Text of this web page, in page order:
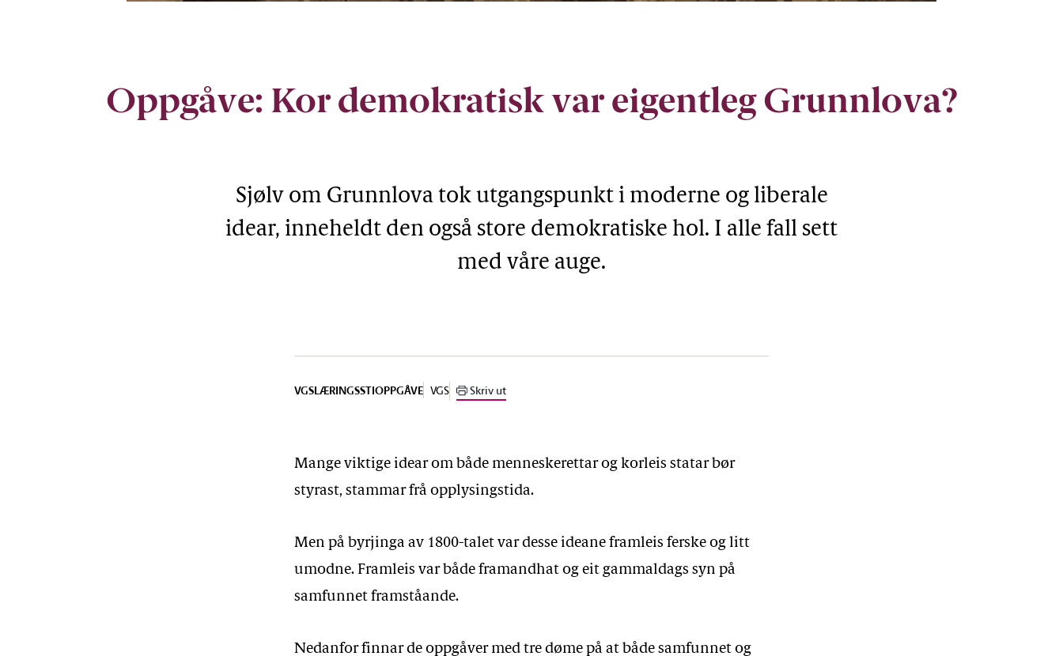
Oppgåve: Kor demokratisk var eigentleg Grunnlova?
Sjølv om Grunnlova tok utgangspunkt i moderne og liberale
idear, inneheldt den også store demokratiske hol. I alle fall sett
med våre auge.
VGSLÆRINGSSTIOPPGÅVE VGS Skriv ut
Mange viktige idear om både menneskerettar og korleis statar bør
styrast, stammar frå opplysingstida.
Men på byrjinga av 1800-talet var desse ideane framleis ferske og litt
umodne. Framleis var både framandhat og eit gammaldags syn på
samfunnet framståande.
Nedanfor finnar de oppgåver med tre døme på at både samfunnet og